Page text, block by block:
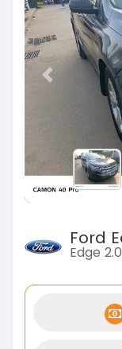
Previous
Ford
Edge